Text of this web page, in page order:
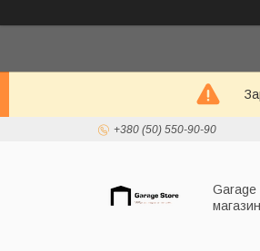
+380 (50) 550-90-90
Garage